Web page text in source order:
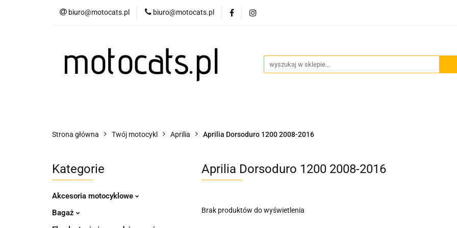
biuro@motocats.pl biuro@motocats.pl
Twój motocykl Akcesoria motocyklowe
Wydechy motocyklowe Odzież termoaktywna Blog
Strona główna Twój motocykl Aprilia Aprilia Dorsoduro 1200 2008-2016
Kategorie
Akcesoria motocyklowe
Bagaż
Aprilia Dorsoduro 1200 2008-2016
Brak produktów do wyświetlenia